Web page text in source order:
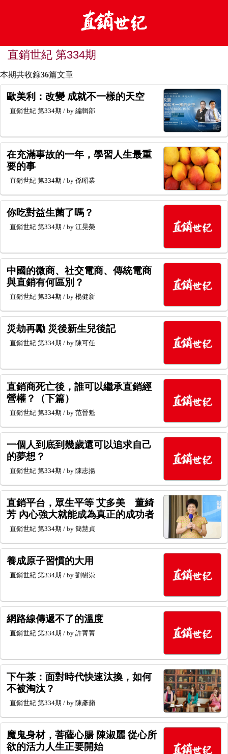
直銷世紀 第334期
本期共收錄36篇文章
歐美利：改變 成就不一樣的天空
直銷世紀 第334期 / by 編輯部
在充滿事故的一年，學習人生最重
要的事
直銷世紀 第334期 / by 孫昭業
你吃對益生菌了嗎？
直銷世紀 第334期 / by 江晃榮
中國的微商、社交電商、傳統電商
與直銷有何區別？
直銷世紀 第334期 / by 楊健新
災劫再勵 災後新生兒後記
直銷世紀 第334期 / by 陳可任
直銷商死亡後，誰可以繼承直銷經
營權？（下篇）
直銷世紀 第334期 / by 范晉魁
一個人到底到幾歲還可以追求自己
的夢想？
直銷世紀 第334期 / by 陳志揚
直銷平台，眾生平等 艾多美 董綺
芳 內心強大就能成為真正的成功者
直銷世紀 第334期 / by 簡慧貞
養成原子習慣的大用
直銷世紀 第334期 / by 劉樹崇
網路線傳遞不了的溫度
直銷世紀 第334期 / by 許菁菁
下午茶：面對時代快速汰換，如何
不被淘汰？
直銷世紀 第334期 / by 陳彥蘋
魔鬼身材，菩薩心腸 陳淑麗 從心所
欲的活力人生正要開始